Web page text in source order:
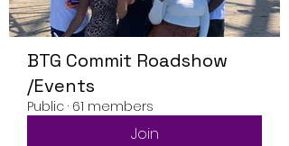
BTG Commit Roadshow
/Events
Public · 61 members
Join